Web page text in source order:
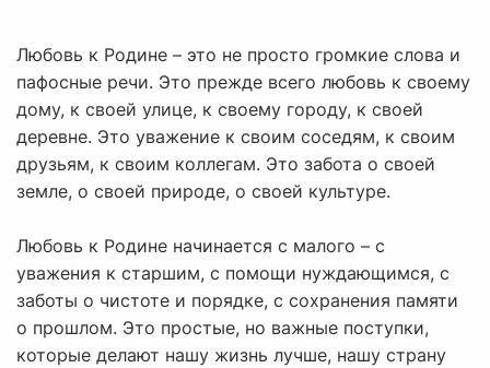
Любовь к Родине – это не просто громкие слова и
пафосные речи. Это прежде всего любовь к своему
дому, к своей улице, к своему городу, к своей
деревне. Это уважение к своим соседям, к своим
друзьям, к своим коллегам. Это забота о своей
земле, о своей природе, о своей культуре.
Любовь к Родине начинается с малого – с
уважения к старшим, с помощи нуждающимся, с
заботы о чистоте и порядке, с сохранения памяти
о прошлом. Это простые, но важные поступки,
которые делают нашу жизнь лучше, нашу страну